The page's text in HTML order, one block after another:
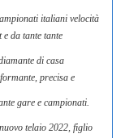
italiani velocità
da tante tante
di casa
precisa e
gare e campionati.
telaio 2022, figlio